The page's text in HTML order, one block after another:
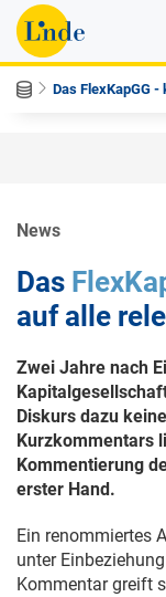
Das FlexKapGG
News
Das
auf alle
Zwei Jahre nach
Diskurs dazu
Kurzkommentars
Kommentierung
erster Hand.
Ein renommiertes
unter
Kommentar greift